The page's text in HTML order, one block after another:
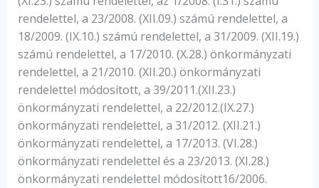
rendelettel, a 23/2008. (XII.09.) számú rendelettel, a
18/2009. (IX.10.) számú rendelettel, a 31/2009. (XII.19.)
számú rendelettel, a 17/2010. (X.28.) önkormányzati
rendelettel, a 21/2010. (XII.20.) önkormányzati
rendelettel módosított, a 39/2011.(XII.23.)
önkormányzati rendelettel, a 22/2012.(IX.27.)
önkormányzati rendelettel, a 31/2012. (XII.21.)
önkormányzati rendelettel, a 17/2013. (VI.28.)
önkormányzati rendelettel és a 23/2013. (XI.28.)
önkormányzati rendelettel módosított16/2006.